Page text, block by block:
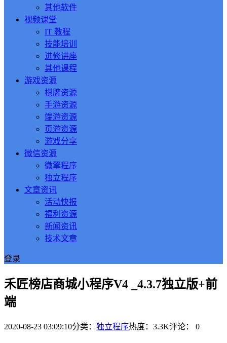
其他软件
视频课堂
IT 教程
技能培训
进修讲座
其他课程
游戏资源
棋牌资源
手游资源
端游资源
页游资源
游戏分享
微信资源
微擎程序
独立程序
文章资讯
活动快报
福利资源
新闻资讯
技术文章
登录
禾匠榜店商城小程序V4 _4.3.7独立版+前
端
2020-08-23 03:09:10分类： 独立程序热度：3.3K评论： 0